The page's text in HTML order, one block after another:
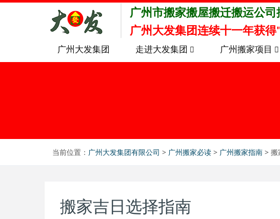
广州市搬家搬屋搬迁搬运公
广州大发集团连续十一年获
广州大发集团 走进大发集团 广州搬家项目
当前位置： 广州大发集团有限公司 > 广州搬家必读 > 广州搬家指南 > 搬
搬家吉日选择指南